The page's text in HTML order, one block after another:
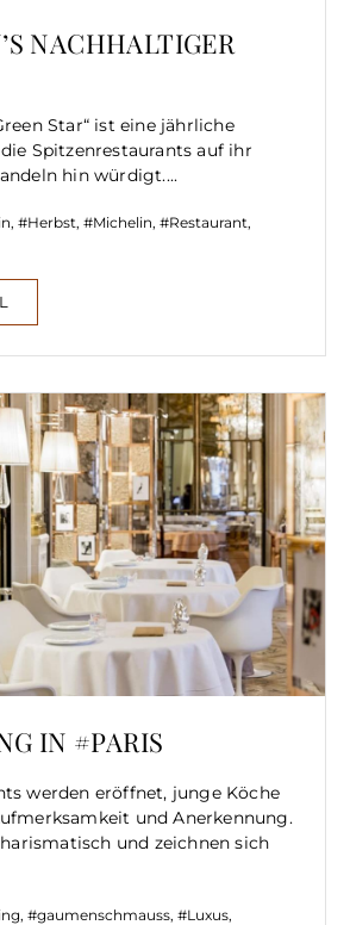
NACHHALTIGER
Star“ ist eine jährliche
Spitzenrestaurants auf ihr
hin würdigt....
, Herbst, Michelin, Restaurant,
IN #PARIS
werden eröffnet, junge Köche
und Anerkennung.
und zeichnen sich
, gaumenschmauss, Luxus,